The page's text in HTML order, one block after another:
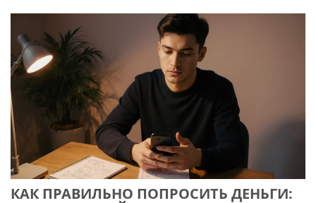
КАК ПРАВИЛЬНО ПОПРОСИТЬ ДЕНЬГИ: